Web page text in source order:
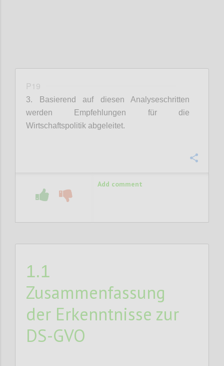
P19
3. Basierend auf diesen Analyseschritten
werden Empfehlungen für die
Wirtschaftspolitik abgeleitet.
Add comment
1.1
Zusammenfassung
der Erkenntnisse zur
DS-GVO